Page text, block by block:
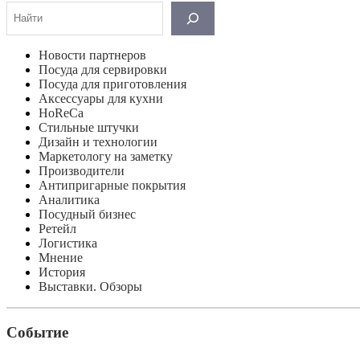
Новости партнеров
Посуда для сервировки
Посуда для приготовления
Аксессуары для кухни
HoReCa
Стильные штучки
Дизайн и технологии
Маркетологу на заметку
Производители
Антипригарные покрытия
Аналитика
Посудный бизнес
Ретейл
Логистика
Мнение
История
Выставки. Обзоры
Событие